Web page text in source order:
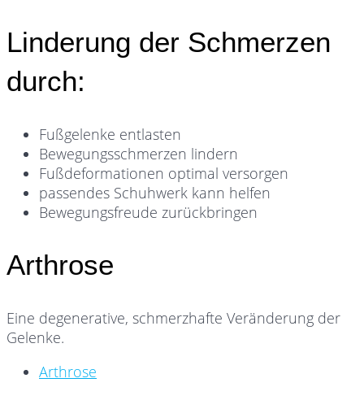
Linderung der Schmerzen
durch:
Fußgelenke entlasten
Bewegungsschmerzen lindern
Fußdeformationen optimal versorgen
passendes Schuhwerk kann helfen
Bewegungsfreude zurückbringen
Arthrose
Eine degenerative, schmerzhafte Veränderung der
Gelenke.
Arthrose